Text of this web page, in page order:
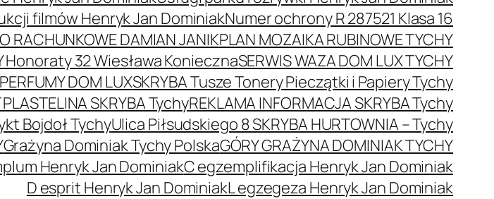
filmów Henryk Jan DominiakNumer ochrony R 287521 Klasa 16
RACHUNKOWE DAMIAN JANIKPLAN MOZAIKA RUBINOWE TYCHY
Honoraty 32 Wiesława KoniecznaSERWIS WAZA DOM LUX TYCHY
DOM LUXSKRYBA Tusze Tonery Pieczątki i Papiery Tychy
SKRYBA TychyREKLAMA INFORMACJA SKRYBA Tychy
Bojdoł TychyUlica Piłsudskiego 8 SKRYBA HURTOWNIA – Tychy
Grażyna Dominiak Tychy PolskaGÓRY GRAŻYNA DOMINIAK TYCHY
Henryk Jan DominiakC egzemplifikacja Henryk Jan Dominiak
D esprit Henryk Jan DominiakL egzegeza Henryk Jan Dominiak